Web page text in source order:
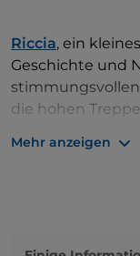
Riccia, ein
Geschichte und
stimmungsvollen
die hohen
vermitteln dem
Mehr anzeigen